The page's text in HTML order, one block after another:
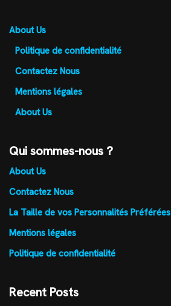
About Us
Politique de confidentialité
Contactez Nous
Mentions légales
About Us
Qui sommes-nous ?
About Us
Contactez Nous
La Taille de vos Personnalités Préférées
Mentions légales
Politique de confidentialité
Recent Posts